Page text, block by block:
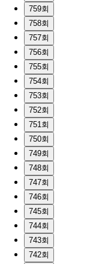
759회
758회
757회
756회
755회
754회
753회
752회
751회
750회
749회
748회
747회
746회
745회
744회
743회
742회